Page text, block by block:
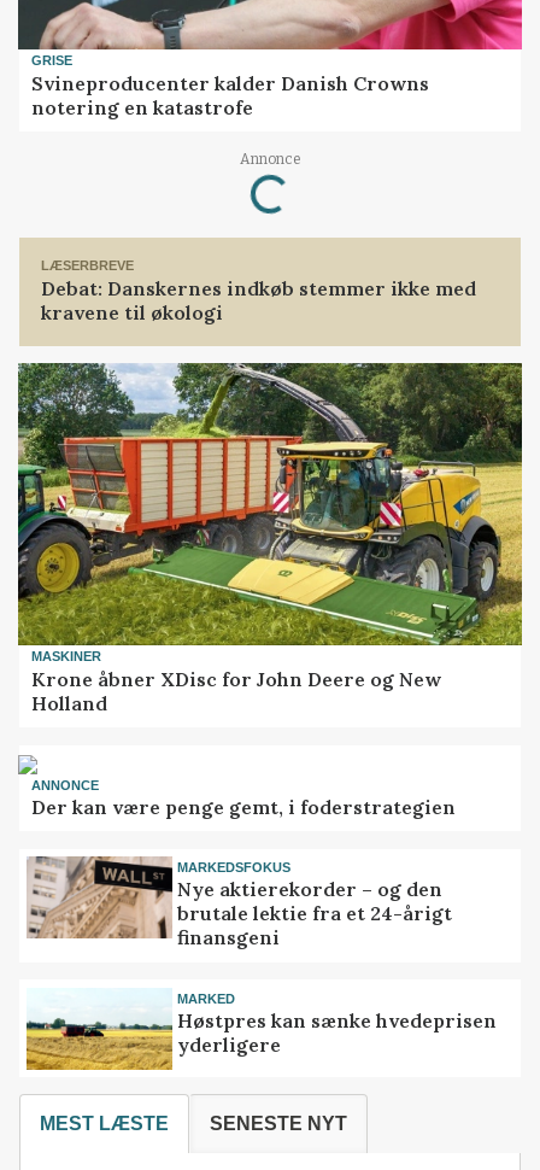
GRISE
Svineproducenter kalder Danish Crowns
notering en katastrofe
Annonce
Loading...
LÆSERBREVE
Debat: Danskernes indkøb stemmer ikke med
kravene til økologi
MASKINER
Krone åbner XDisc for John Deere og New
Holland
ANNONCE
Der kan være penge gemt, i foderstrategien
MARKEDSFOKUS
Nye aktierekorder – og den
brutale lektie fra et 24-årigt
finansgeni
MARKED
Høstpres kan sænke hvedeprisen
yderligere
MEST LÆSTE SENESTE NYT